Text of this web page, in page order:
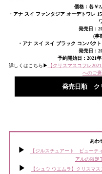
価格：各￥
・アナ スイ ファンタジア オーデトワレ
発売日：
(事
・アナ スイ スイ ブラック コンパク
発売日：
予約開始日：2021
詳しくはこちら▶︎
【クリスマスコフレ
へのご
発売日順 ク
あわ
【ジルスチュアート ビューテ
アルの限定
【シュウ ウエムラ】クリスマ